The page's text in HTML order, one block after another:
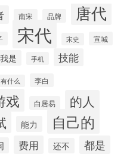
南宋 品牌 唐代
宋代 宋史 宣城
我是 手机 技能
有什么 李白
戏 白居易 的人
能力 自己的
费用 还不 都是